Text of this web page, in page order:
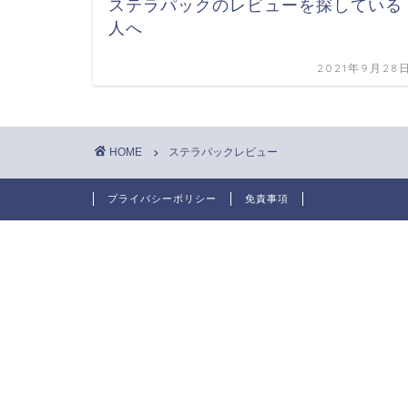
ステラパックのレビューを探している
人へ
2021年9月28
HOME ステラパックレビュー
プライバシーポリシー 免責事項